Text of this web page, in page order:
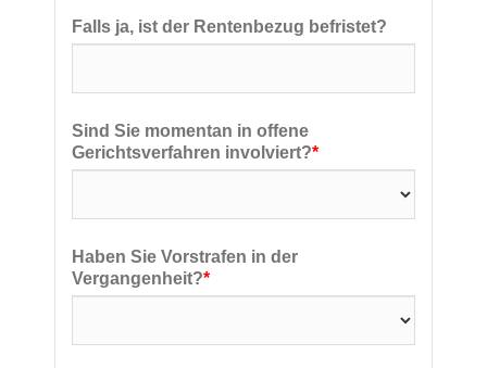
Falls ja, ist der Rentenbezug befristet?
Sind Sie momentan in offene
Gerichtsverfahren involviert?*
Haben Sie Vorstrafen in der
Vergangenheit?*